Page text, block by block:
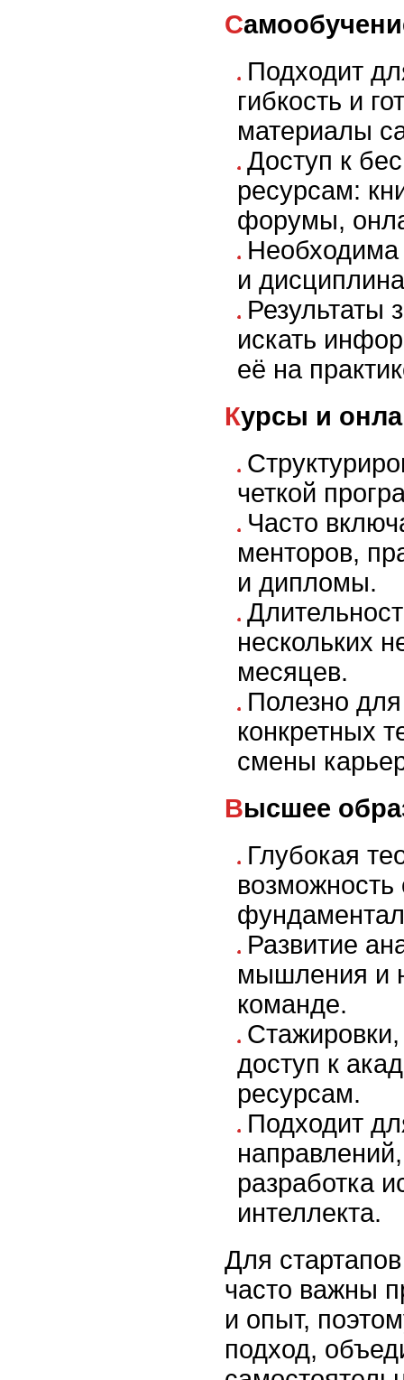
Подходит
гибкость и
материалы
Доступ к
ресурсам:
форумы,
и
Результаты
искать
её на
Курсы и
четкой
Часто
менторов,
и дипломы.
нескольких
месяцев.
Полезно
конкретных
смены
Высшее
Глубокая
возможность
Развитие
мышления и
команде.
доступ к
ресурсам.
Подходит
разработка
интеллекта.
Для
часто важны
и опыт,
подход,